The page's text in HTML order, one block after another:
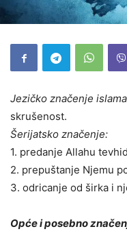
Jezičko značenje islama
skrušenost.
Šerijatsko značenje:
1. predanje Allahu
2. prepuštanje Njemu
3. odricanje od širka i
Opće i posebno